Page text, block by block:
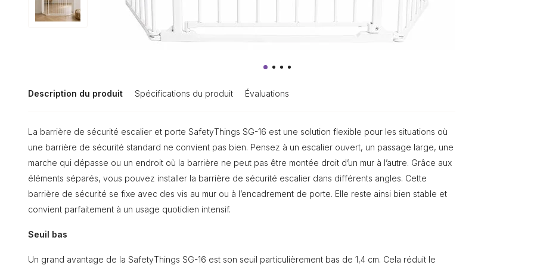
Description du produit Spécifications du produit Évaluations
La barrière de sécurité escalier et porte SafetyThings SG-16 est une solution flexible pour les situations où
une barrière de sécurité standard ne convient pas bien. Pensez à un escalier ouvert, un passage large, une
marche qui dépasse ou un endroit où la barrière ne peut pas être montée droit d’un mur à l’autre. Grâce aux
éléments séparés, vous pouvez installer la barrière de sécurité escalier dans différents angles. Cette
barrière de sécurité se fixe avec des vis au mur ou à l’encadrement de porte. Elle reste ainsi bien stable et
convient parfaitement à un usage quotidien intensif.
Seuil bas
Un grand avantage de la SafetyThings SG-16 est son seuil particulièrement bas de 1,4 cm. Cela réduit le